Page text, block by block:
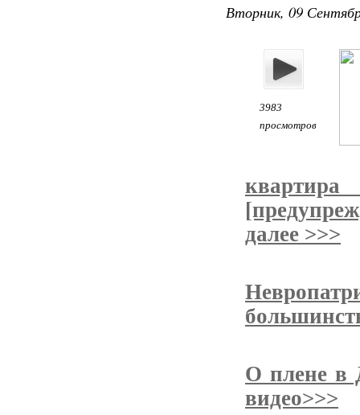
Вторник, 09
3983
просмотров
далее >>>
О плене в
видео>>>